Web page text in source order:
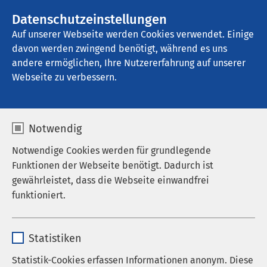
Datenschutzeinstellungen
Auf unserer Webseite werden Cookies verwendet. Einige
davon werden zwingend benötigt, während es uns
andere ermöglichen, Ihre Nutzererfahrung auf unserer
Webseite zu verbessern.
Notwendig
Notwendige Cookies werden für grundlegende
Funktionen der Webseite benötigt. Dadurch ist
gewährleistet, dass die Webseite einwandfrei
funktioniert.
Anbieter sgalinski
Statistiken
Statistik-Cookies erfassen Informationen anonym. Diese
AMEOS Poliklinikum Warendorf
Nachrichten